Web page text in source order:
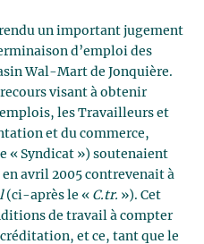
rendu un important jugement
d’emploi des
Wal-Mart de Jonquière.
visant à obtenir
les Travailleurs et
et du commerce,
« Syndicat ») soutenaient
avril 2005 contrevenait à
(ci-après le « C.tr. »). Cet
de travail à compter
et ce, tant que le